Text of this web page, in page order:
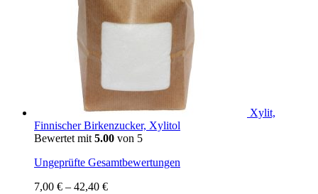
Xylit,
Finnischer Birkenzucker, Xylitol
Bewertet mit 5.00 von 5
Ungeprüfte Gesamtbewertungen
7,00 € – 42,40 €